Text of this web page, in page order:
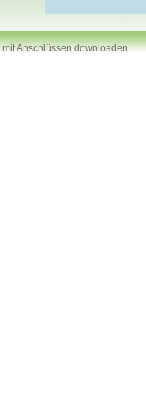
mit Anschlüssen downloaden